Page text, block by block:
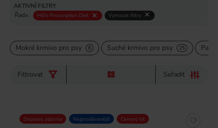
AKTIVNÍ FILTRY
Řada :
Hill's Prescription Diet Vymazat filtry
Mokré krmivo pro psy 8 Suché krmivo pro psy 25
Filtrovat Seřadit
Doprava zdarma Nejprodávanější Cenový hit